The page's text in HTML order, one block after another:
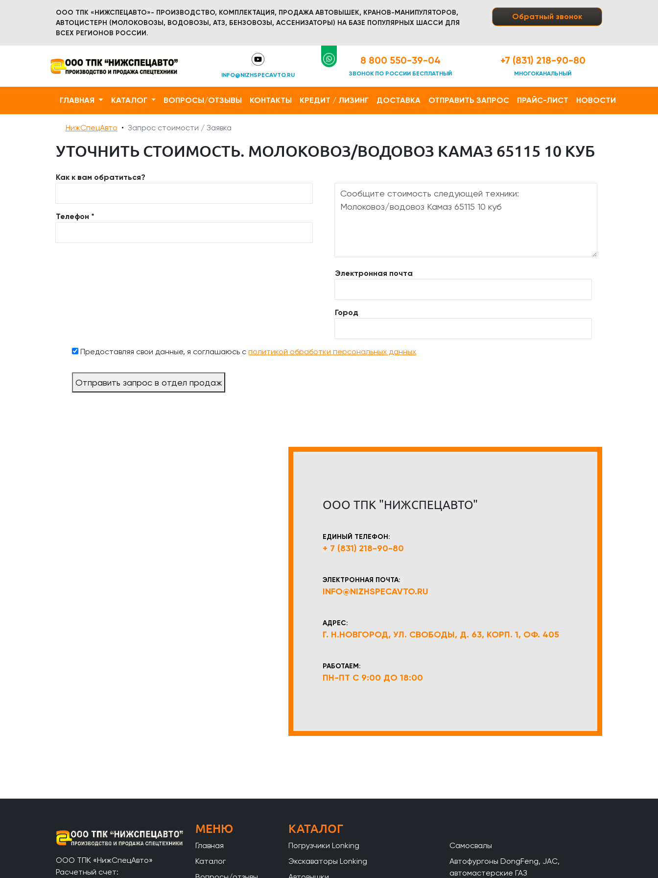
ООО ТПК «НИЖСПЕЦАВТО»- ПРОИЗВОДСТВО, КОМПЛЕКТАЦИЯ, ПРОДАЖА АВТОВЫШЕК, КРАНОВ-МАНИПУЛЯТОРОВ,
АВТОЦИСТЕРН (МОЛОКОВОЗЫ, ВОДОВОЗЫ, АТЗ, БЕНЗОВОЗЫ, АССЕНИЗАТОРЫ) НА БАЗЕ ПОПУЛЯРНЫХ ШАССИ ДЛЯ
ВСЕХ РЕГИОНОВ РОССИИ.
Обратный звонок
INFO@NIZHSPECAVTO.RU
8 800 550-39-04
ЗВОНОК ПО РОССИИ БЕСПЛАТНЫЙ
+7 (831) 218-90-80
МНОГОКАНАЛЬНЫЙ
ГЛАВНАЯ КАТАЛОГ ВОПРОСЫ/ОТЗЫВЫ КОНТАКТЫ КРЕДИТ / ЛИЗИНГ ДОСТАВКА ОТПРАВИТЬ ЗАПРОС ПРАЙС-ЛИСТ НОВОСТИ
НижСпецАвто Запрос стоимости / Заявка
УТОЧНИТЬ СТОИМОСТЬ. МОЛОКОВОЗ/ВОДОВОЗ КАМАЗ 65115 10 КУБ
Как к вам обратиться?
Телефон *
Электронная почта
Город
Предоставляя свои данные, я соглашаюсь сполитикой обработки персональных данных
Отправить запрос в отдел продаж
ООО ТПК "НИЖСПЕЦАВТО"
ЕДИНЫЙ ТЕЛЕФОН:
+ 7 (831) 218-90-80
ЭЛЕКТРОННАЯ ПОЧТА:
INFO@NIZHSPECAVTO.RU
АДРЕС:
Г. Н.НОВГОРОД, УЛ. СВОБОДЫ, Д. 63, КОРП. 1, ОФ. 405
РАБОТАЕМ:
ПН-ПТ С 9:00 ДО 18:00
ООО ТПК «НижСпецАвто»
Расчетный счет:
МЕНЮ
Главная
Каталог
КАТАЛОГ
Погрузчики Lonking
Экскаваторы Lonking
Самосвалы
Автофургоны DongFeng, JAC,
автомастерские ГАЗ